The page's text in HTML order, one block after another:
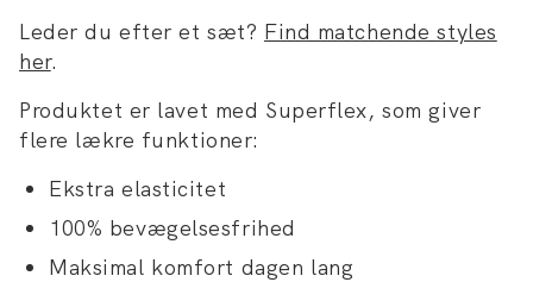
Leder du efter et sæt? Find matchende styles
her.
Produktet er lavet med Superflex, som giver
flere lækre funktioner:
Ekstra elasticitet
100% bevægelsesfrihed
Maksimal komfort dagen lang